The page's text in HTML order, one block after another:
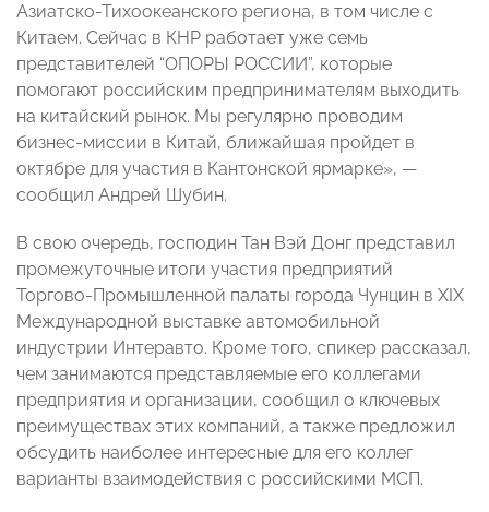
Азиатско-Тихоокеанского региона, в том числе с
Китаем. Сейчас в КНР работает уже семь
представителей “ОПОРЫ РОССИИ”, которые
помогают российским предпринимателям выходить
на китайский рынок. Мы регулярно проводим
бизнес-миссии в Китай, ближайшая пройдет в
октябре для участия в Кантонской ярмарке», —
сообщил Андрей Шубин.
В свою очередь, господин Тан Вэй Донг представил
промежуточные итоги участия предприятий
Торгово-Промышленной палаты города Чунцин в XIX
Международной выставке автомобильной
индустрии Интеравто. Кроме того, спикер рассказал,
чем занимаются представляемые его коллегами
предприятия и организации, сообщил о ключевых
преимуществах этих компаний, а также предложил
обсудить наиболее интересные для его коллег
варианты взаимодействия с российскими МСП.